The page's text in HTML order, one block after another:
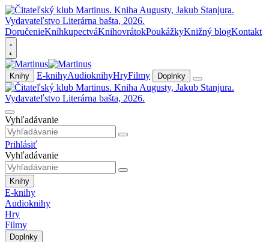
DoručenieKníhkupectváKnihovrátokPoukážkyKnižný blogKontakt
Knihy E-knihyAudioknihyHryFilmy Doplnky
Vyhľadávanie
Prihlásiť
Vyhľadávanie
Knihy
E-knihy
Audioknihy
Hry
Filmy
Doplnky